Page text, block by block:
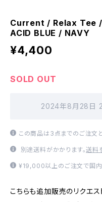
Current / Relax Tee
ACID BLUE / NAVY
¥4,400
SOLD OUT
2024年8月28日
この商品は3点までのご注文
別途送料がかかります。送料
¥19,000以上のご注文で国内
こちらも追加販売のリクエス